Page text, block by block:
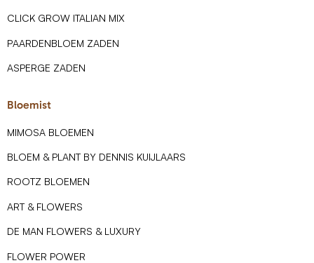
CLICK GROW ITALIAN MIX
PAARDENBLOEM ZADEN
ASPERGE ZADEN
Bloemist
MIMOSA BLOEMEN
BLOEM & PLANT BY DENNIS KUIJLAARS
ROOTZ BLOEMEN
ART & FLOWERS
DE MAN FLOWERS & LUXURY
FLOWER POWER